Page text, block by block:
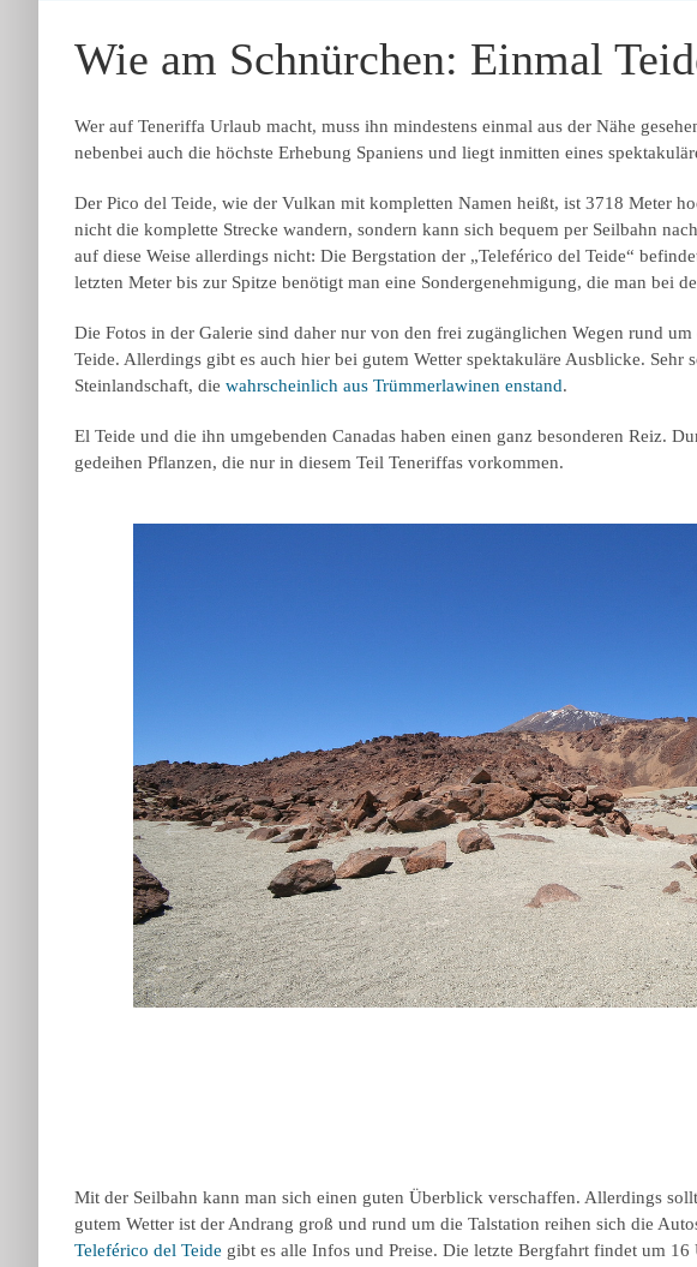
Wie am Schnürchen: Einmal
Wer auf Teneriffa Urlaub macht, muss ihn mindestens einmal aus der Nähe
nebenbei auch die höchste Erhebung Spaniens und liegt inmitten eines
Der Pico del Teide, wie der Vulkan mit kompletten Namen heißt, ist 3718 Meter
nicht die komplette Strecke wandern, sondern kann sich bequem per Seilbahn
auf diese Weise allerdings nicht: Die Bergstation der „Teleférico del Teide“
letzten Meter bis zur Spitze benötigt man eine Sondergenehmigung, die man bei
Die Fotos in der Galerie sind daher nur von den frei zugänglichen Wegen rund
Teide. Allerdings gibt es auch hier bei gutem Wetter spektakuläre Ausblicke. Sehr
Steinlandschaft, die wahrscheinlich aus Trümmerlawinen enstand.
El Teide und die ihn umgebenden Canadas haben einen ganz besonderen Reiz.
gedeihen Pflanzen, die nur in diesem Teil Teneriffas vorkommen.
Mit der Seilbahn kann man sich einen guten Überblick verschaffen. Allerdings
gutem Wetter ist der Andrang groß und rund um die Talstation reihen sich die
Teleférico del Teide gibt es alle Infos und Preise. Die letzte Bergfahrt findet um